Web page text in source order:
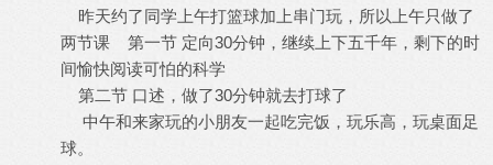
昨天约了同学上午打篮球加上串门玩，所以上午只做了
两节课 第一节 定向30分钟，继续上下五千年，剩下的时
间愉快阅读可怕的科学
第二节 口述，做了30分钟就去打球了
中午和来家玩的小朋友一起吃完饭，玩乐高，玩桌面足
球。